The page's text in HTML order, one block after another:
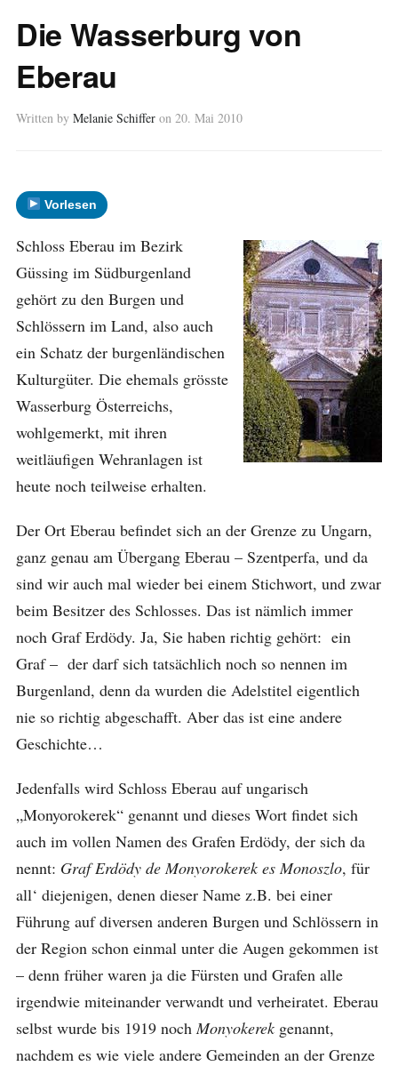
Die Wasserburg von
Eberau
Written by Melanie Schiffer on 20. Mai 2010
Vorlesen
Schloss Eberau im Bezirk
Güssing im Südburgenland
gehört zu den Burgen und
Schlössern im Land, also auch
ein Schatz der burgenländischen
Kulturgüter. Die ehemals grösste
Wasserburg Österreichs,
wohlgemerkt, mit ihren
weitläufigen Wehranlagen ist
heute noch teilweise erhalten.
Der Ort Eberau befindet sich an der Grenze zu Ungarn,
ganz genau am Übergang Eberau – Szentperfa, und da
sind wir auch mal wieder bei einem Stichwort, und zwar
beim Besitzer des Schlosses. Das ist nämlich immer
noch Graf Erdödy. Ja, Sie haben richtig gehört: ein
Graf – der darf sich tatsächlich noch so nennen im
Burgenland, denn da wurden die Adelstitel eigentlich
nie so richtig abgeschafft. Aber das ist eine andere
Geschichte…
Jedenfalls wird Schloss Eberau auf ungarisch
„Monyorokerek“ genannt und dieses Wort findet sich
auch im vollen Namen des Grafen Erdödy, der sich da
nennt: Graf Erdödy de Monyorokerek es Monoszlo, für
all‘ diejenigen, denen dieser Name z.B. bei einer
Führung auf diversen anderen Burgen und Schlössern in
der Region schon einmal unter die Augen gekommen ist
– denn früher waren ja die Fürsten und Grafen alle
irgendwie miteinander verwandt und verheiratet. Eberau
selbst wurde bis 1919 nochMonyokerekgenannt,
nachdem es wie viele andere Gemeinden an der Grenze